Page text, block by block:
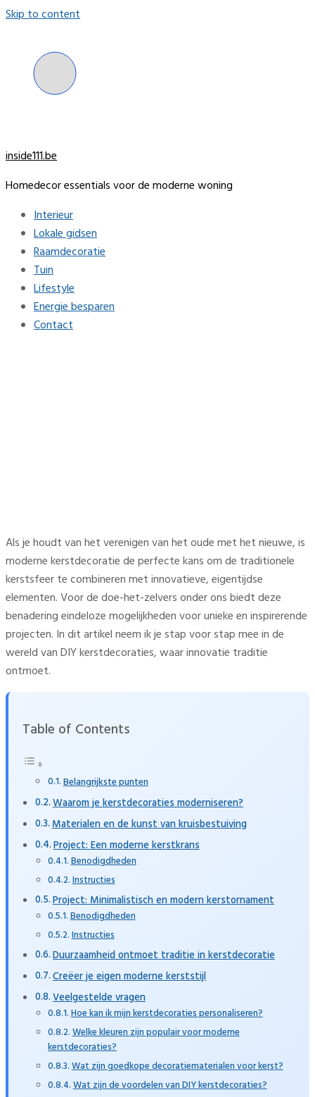
Skip to content
inside111.be
Homedecor essentials voor de moderne woning
Interieur
Lokale gidsen
Raamdecoratie
Tuin
Lifestyle
Energie besparen
Contact
Als je houdt van het verenigen van het oude met het nieuwe, is
moderne kerstdecoratie de perfecte kans om de traditionele
kerstsfeer te combineren met innovatieve, eigentijdse
elementen. Voor de doe-het-zelvers onder ons biedt deze
benadering eindeloze mogelijkheden voor unieke en inspirerende
projecten. In dit artikel neem ik je stap voor stap mee in de
wereld van DIY kerstdecoraties, waar innovatie traditie
ontmoet.
Table of Contents
Belangrijkste punten
Waarom je kerstdecoraties moderniseren?
Materialen en de kunst van kruisbestuiving
Project: Een moderne kerstkrans
Benodigdheden
Instructies
Project: Minimalistisch en modern kerstornament
Benodigdheden
Instructies
Duurzaamheid ontmoet traditie in kerstdecoratie
Creëer je eigen moderne kerststijl
Veelgestelde vragen
Hoe kan ik mijn kerstdecoraties personaliseren?
Welke kleuren zijn populair voor moderne
kerstdecoraties?
Wat zijn goedkope decoratiematerialen voor kerst?
Wat zijn de voordelen van DIY kerstdecoraties?